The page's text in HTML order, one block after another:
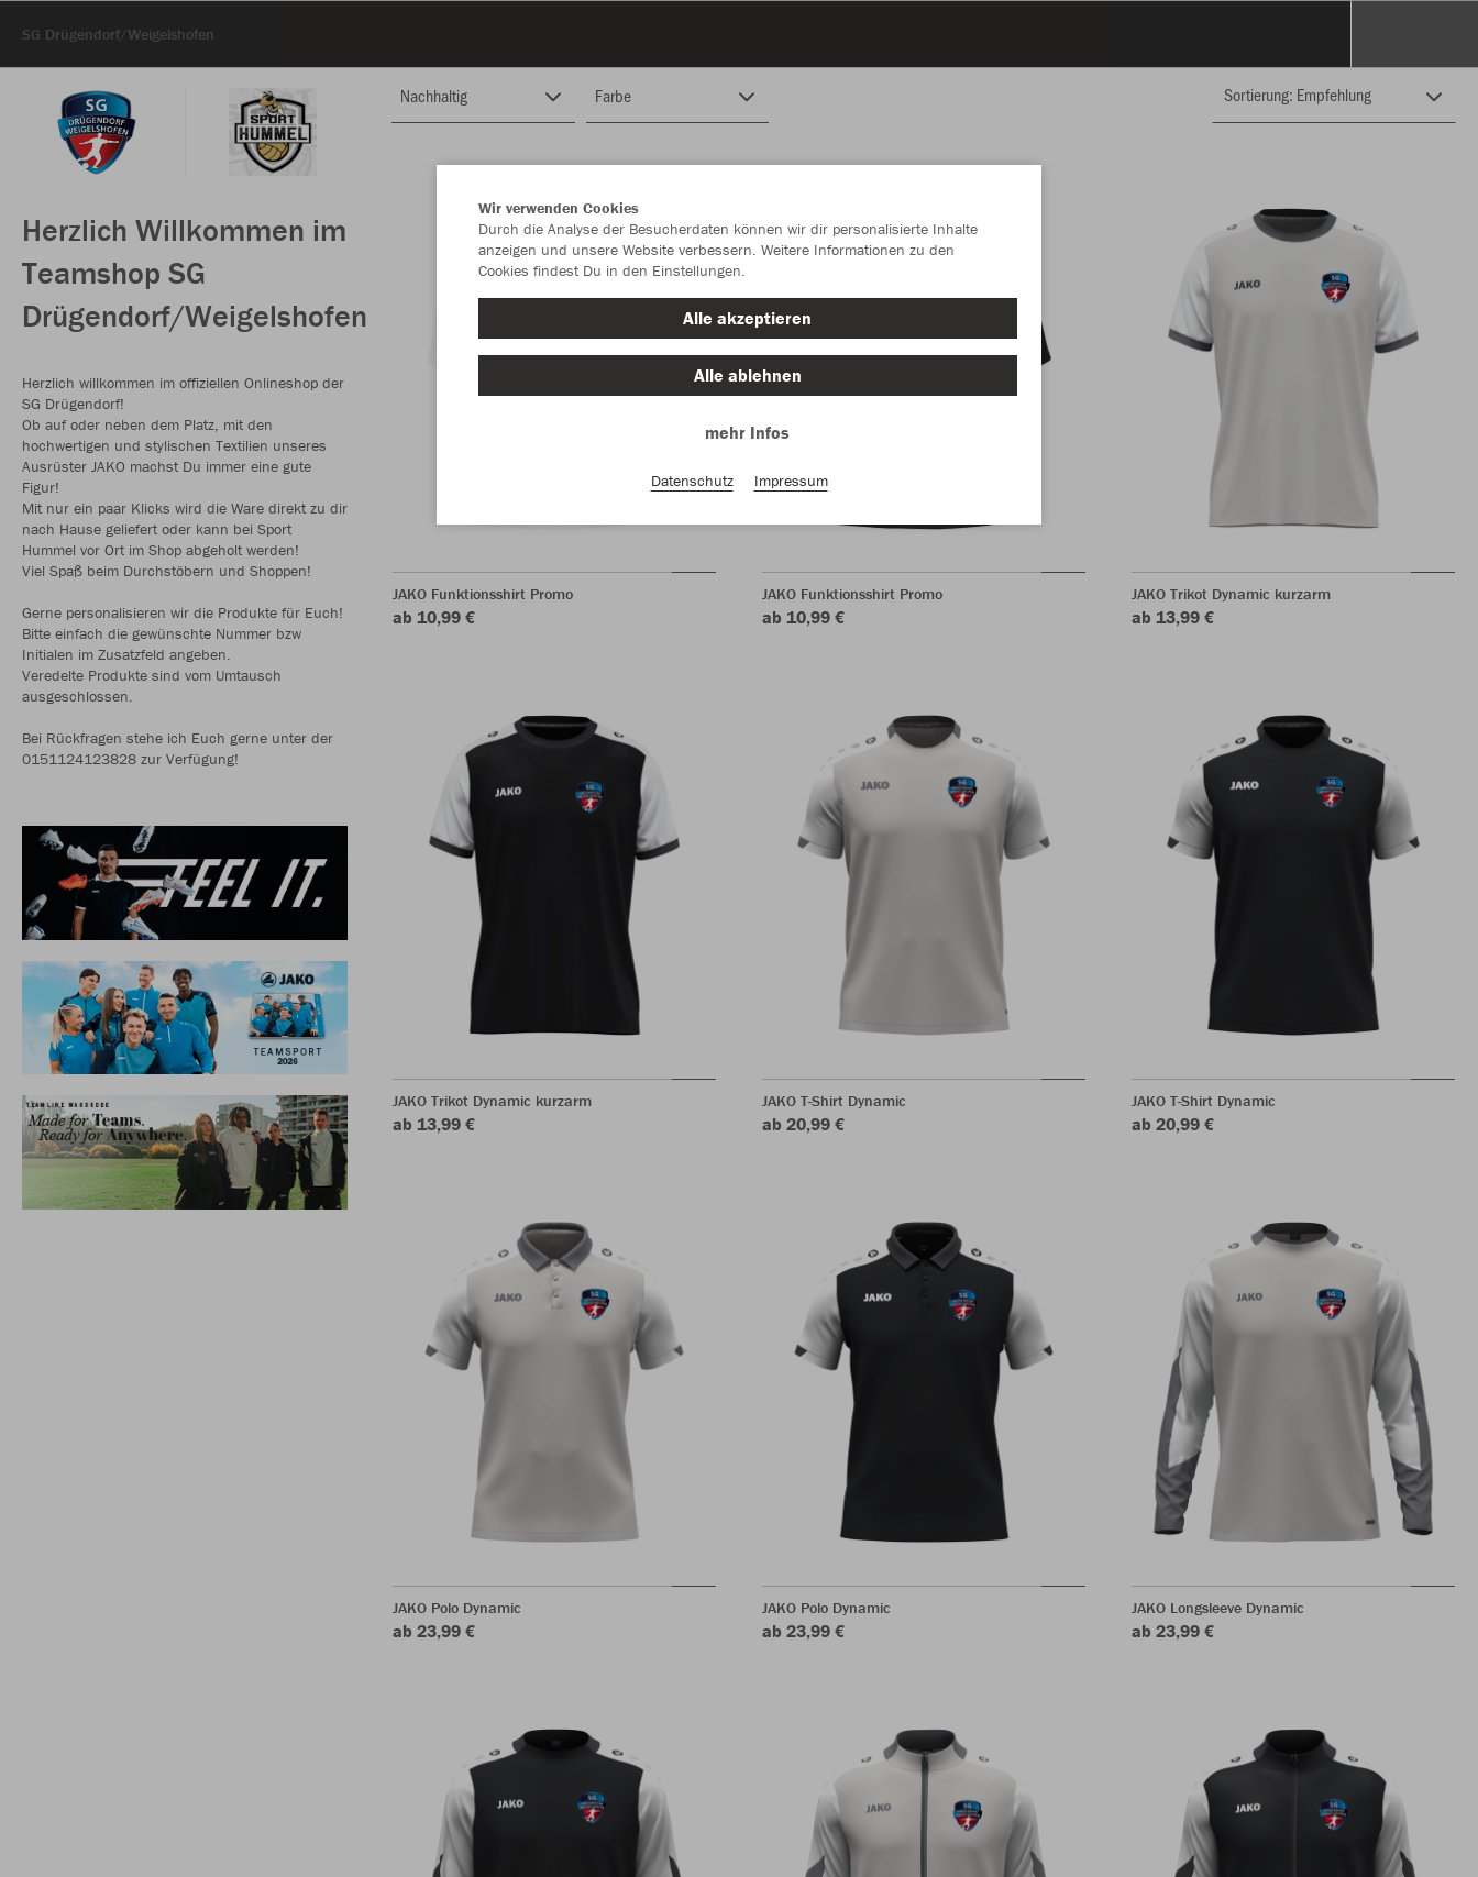
SG Drügendorf/Weigelshofen
Herzlich Willkommen im
Teamshop SG
Drügendorf/Weigelshofen
Herzlich willkommen im offiziellen Onlineshop der
SG Drügendorf!
Ob auf oder neben dem Platz, mit den
hochwertigen und stylischen Textilien unseres
Ausrüster JAKO machst Du immer eine gute
Figur!
Mit nur ein paar Klicks wird die Ware direkt zu dir
nach Hause geliefert oder kann bei Sport
Hummel vor Ort im Shop abgeholt werden!
Viel Spaß beim Durchstöbern und Shoppen!
Gerne personalisieren wir die Produkte für Euch!
Bitte einfach die gewünschte Nummer bzw
Initialen im Zusatzfeld angeben.
Veredelte Produkte sind vom Umtausch
ausgeschlossen.
Bei Rückfragen stehe ich Euch gerne unter der
0151124123828 zur Verfügung!
Nachhaltig Farbe
JAKO Funktionsshirt Promo
ab 10,99 €
JAKO Funktionsshirt Promo
ab 10,99 €
JAKO Trikot Dynamic kurzarm
ab 13,99 €
JAKO Trikot Dynamic kurzarm
ab 13,99 €
JAKO T-Shirt Dynamic
ab 20,99 €
JAKO T-Shirt Dynamic
ab 20,99 €
JAKO Polo Dynamic
ab 23,99 €
JAKO Polo Dynamic
ab 23,99 €
JAKO Longsleeve Dynamic
ab 23,99 €
Wir verwenden Cookies
Durch die Analyse der Besucherdaten können wir dir personalisierte Inhalte
anzeigen und unsere Website verbessern. Weitere Informationen zu den
Cookies findest Du in den Einstellungen.
Alle akzeptieren
Alle ablehnen
mehr Infos
Datenschutz Impressum